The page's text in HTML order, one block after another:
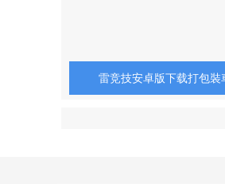
雷竞技安卓版下载打包裝